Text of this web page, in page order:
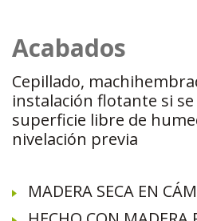
Acabados
Cepillado,
instalación flotante si
superficie libre de
nivelación previa
MADERA SECA EN